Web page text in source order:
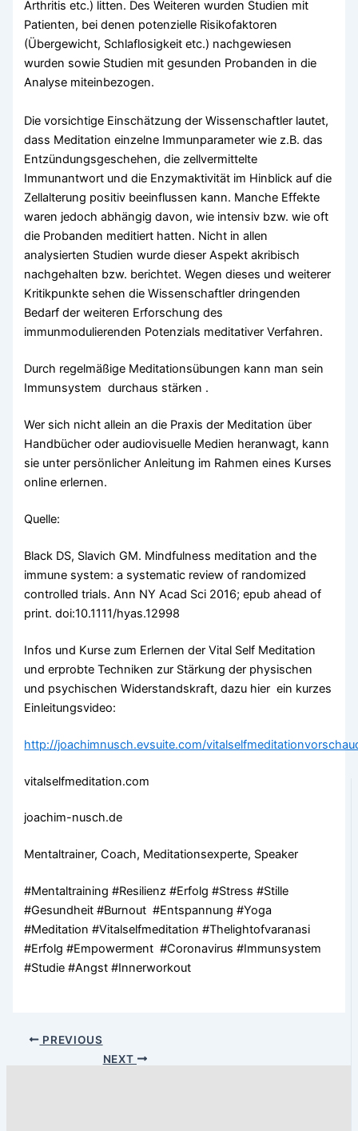
Arthritis etc.) litten. Des Weiteren wurden Studien mit
Patienten, bei denen potenzielle Risikofaktoren
(Übergewicht, Schlaflosigkeit etc.) nachgewiesen
wurden sowie Studien mit gesunden Probanden in die
Analyse miteinbezogen.
Die vorsichtige Einschätzung der Wissenschaftler lautet,
dass Meditation einzelne Immunparameter wie z.B. das
Entzündungsgeschehen, die zellvermittelte
Immunantwort und die Enzymaktivität im Hinblick auf die
Zellalterung positiv beeinflussen kann. Manche Effekte
waren jedoch abhängig davon, wie intensiv bzw. wie oft
die Probanden meditiert hatten. Nicht in allen
analysierten Studien wurde dieser Aspekt akribisch
nachgehalten bzw. berichtet. Wegen dieses und weiterer
Kritikpunkte sehen die Wissenschaftler dringenden
Bedarf der weiteren Erforschung des
immunmodulierenden Potenzials meditativer Verfahren.
Durch regelmäßige Meditationsübungen kann man sein
Immunsystem durchaus stärken .
Wer sich nicht allein an die Praxis der Meditation über
Handbücher oder audiovisuelle Medien heranwagt, kann
sie unter persönlicher Anleitung im Rahmen eines Kurses
online erlernen.
Quelle:
Black DS, Slavich GM. Mindfulness meditation and the
immune system: a systematic review of randomized
controlled trials. Ann NY Acad Sci 2016; epub ahead of
print. doi:10.1111/hyas.12998
Infos und Kurse zum Erlernen der Vital Self Meditation
und erprobte Techniken zur Stärkung der physischen
und psychischen Widerstandskraft, dazu hier ein kurzes
Einleitungsvideo:
http://joachimnusch.evsuite.com/
vitalselfmeditation.com
joachim-nusch.de
Mentaltrainer, Coach, Meditationsexperte, Speaker
#Mentaltraining #Resilienz #Erfolg #Stress #Stille
#Gesundheit #Burnout #Entspannung #Yoga
#Meditation #Vitalselfmeditation #Thelightofvaranasi
#Erfolg #Empowerment #Coronavirus #Immunsystem
#Studie #Angst #Innerworkout
PREVIOUS
NEXT